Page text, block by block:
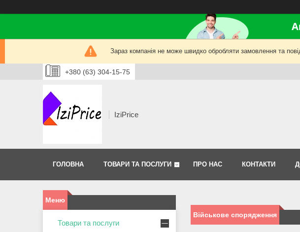
Зараз компанія не може швидко обробляти замовлення та
+380 (63) 304-15-75
IziPrice
ГОЛОВНА ТОВАРИ ТА ПОСЛУГИ ПРО НАС КОНТАКТИ
Військове спорядження
Товари та послуги